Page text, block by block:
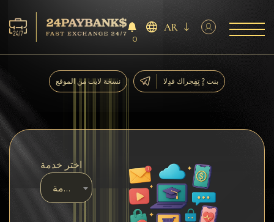
الخدمات
ففشر?اء
آراء
اف?نالٍل
0
AR
نسخة لايت من الموقع بنت ?ٍ تٍفٍجراك فدٍلا
اختر خدمة
اختر خدمة